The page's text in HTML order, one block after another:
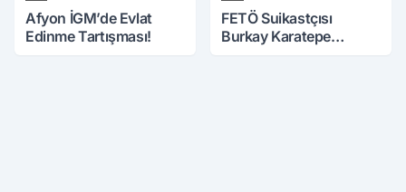
Afyon İGM’de Evlat
Edinme Tartışması!
FETÖ Suikastçısı
Burkay Karatepe